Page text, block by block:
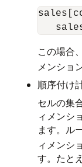
この場合、
メンショ
順序付け
セルの集
ィメンシ
ます。ル
ィメンシ
す。たと